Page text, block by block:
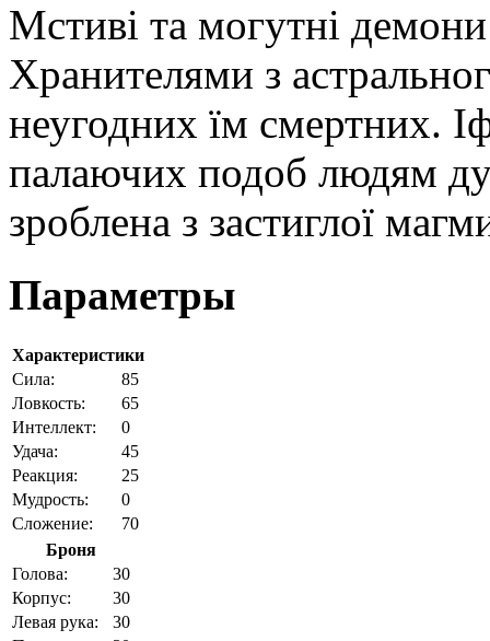
Мстиві та могутні
Хранителями з
неугодних їм смертних.
палаючих подоб людям
зроблена з застиглої
Параметры
Характеристики
Cила:
85
Ловкость:
65
Интеллект:
0
Удача:
45
Реакция:
25
Мудрость:
0
Сложение:
70
Броня
Голова:
30
Корпус:
30
Левая рука:
30